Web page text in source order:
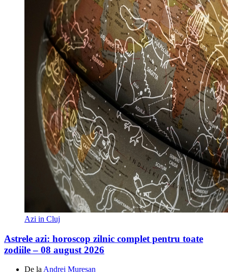
Azi in Cluj
Astrele azi: horoscop zilnic complet pentru toate
zodiile – 08 august 2026
De la Andrei Mureșan